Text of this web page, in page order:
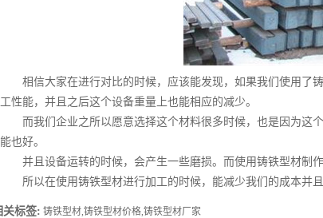
相信大家在进行对比的时候，应该能发现，如果我们使用了
工性能，并且之后这个设备重量上也能相应的减少。
而我们企业之所以愿意选择这个材料很多时候，也是因为这
能也好。
并且设备运转的时候，会产生一些磨损。而使用铸铁型材制作
所以在使用铸铁型材进行加工的时候，能减少我们的成本并且
关标签: 铸铁型材,铸铁型材价格,铸铁型材厂家